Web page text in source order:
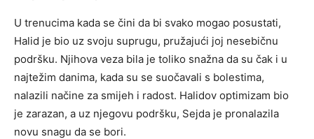
U trenucima kada se čini da bi svako mogao posustati,
Halid je bio uz svoju suprugu, pružajući joj nesebičnu
podršku. Njihova veza bila je toliko snažna da su čak i u
najtežim danima, kada su se suočavali s bolestima,
nalazili načine za smijeh i radost. Halidov optimizam bio
je zarazan, a uz njegovu podršku, Sejda je pronalazila
novu snagu da se bori.